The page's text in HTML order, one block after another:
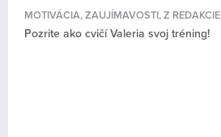
MOTIVÁCIA,ZAUJÍMAVOSTI,Z REDAKCIE
Pozrite ako cvičí Valeria svoj tréning!